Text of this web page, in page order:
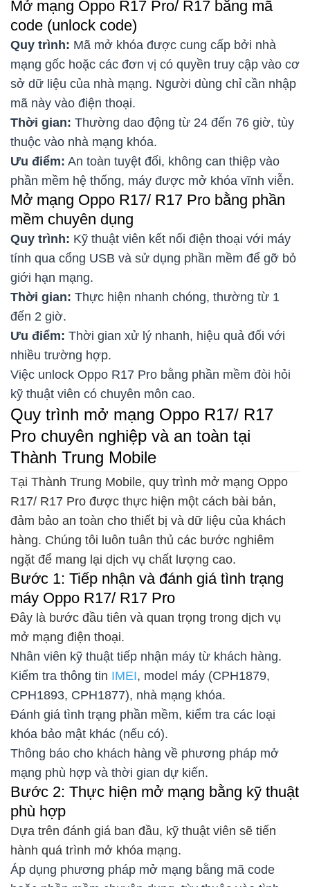
Mở mạng Oppo R17 Pro/ R17 bằng mã
code (unlock code)
Quy trình: Mã mở khóa được cung cấp bởi nhà
mạng gốc hoặc các đơn vị có quyền truy cập vào cơ
sở dữ liệu của nhà mạng. Người dùng chỉ cần nhập
mã này vào điện thoại.
Thời gian: Thường dao động từ 24 đến 76 giờ, tùy
thuộc vào nhà mạng khóa.
Ưu điểm: An toàn tuyệt đối, không can thiệp vào
phần mềm hệ thống, máy được mở khóa vĩnh viễn.
Mở mạng Oppo R17/ R17 Pro bằng phần
mềm chuyên dụng
Quy trình: Kỹ thuật viên kết nối điện thoại với máy
tính qua cổng USB và sử dụng phần mềm để gỡ bỏ
giới hạn mạng.
Thời gian: Thực hiện nhanh chóng, thường từ 1
đến 2 giờ.
Ưu điểm: Thời gian xử lý nhanh, hiệu quả đối với
nhiều trường hợp.
Việc unlock Oppo R17 Pro bằng phần mềm đòi hỏi
kỹ thuật viên có chuyên môn cao.
Quy trình mở mạng Oppo R17/ R17
Pro chuyên nghiệp và an toàn tại
Thành Trung Mobile
Tại Thành Trung Mobile, quy trình mở mạng Oppo
R17/ R17 Pro được thực hiện một cách bài bản,
đảm bảo an toàn cho thiết bị và dữ liệu của khách
hàng. Chúng tôi luôn tuân thủ các bước nghiêm
ngặt để mang lại dịch vụ chất lượng cao.
Bước 1: Tiếp nhận và đánh giá tình trạng
máy Oppo R17/ R17 Pro
Đây là bước đầu tiên và quan trọng trong dịch vụ
mở mạng điện thoại.
Nhân viên kỹ thuật tiếp nhận máy từ khách hàng.
Kiểm tra thông tin IMEI, model máy (CPH1879,
CPH1893, CPH1877), nhà mạng khóa.
Đánh giá tình trạng phần mềm, kiểm tra các loại
khóa bảo mật khác (nếu có).
Thông báo cho khách hàng về phương pháp mở
mạng phù hợp và thời gian dự kiến.
Bước 2: Thực hiện mở mạng bằng kỹ thuật
phù hợp
Dựa trên đánh giá ban đầu, kỹ thuật viên sẽ tiến
hành quá trình mở khóa mạng.
Áp dụng phương pháp mở mạng bằng mã code